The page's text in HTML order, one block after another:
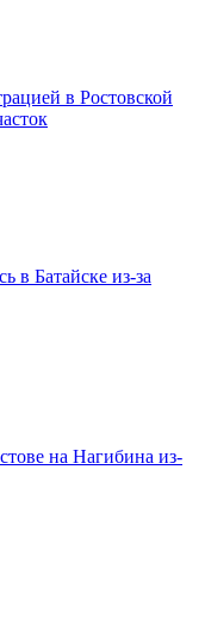
в Ростовской
в Батайске из-за
на Нагибина из-